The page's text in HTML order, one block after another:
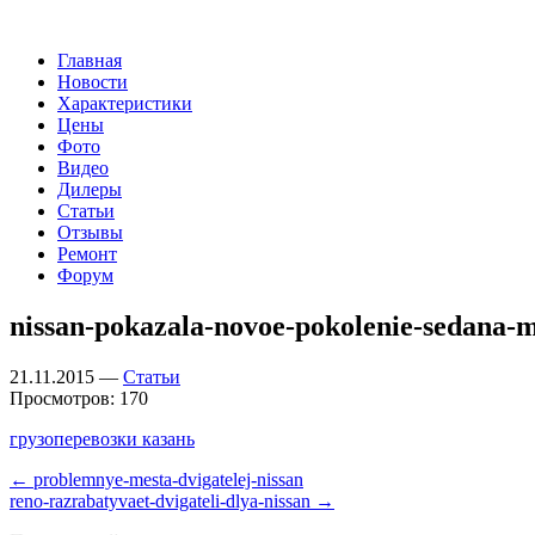
Главная
Новости
Характеристики
Цены
Фото
Видео
Дилеры
Статьи
Отзывы
Ремонт
Форум
nissan-pokazala-novoe-pokolenie-sedana-
21.11.2015 — Статьи
Просмотров: 170
грузоперевозки казань
← problemnye-mesta-dvigatelej-nissan
reno-razrabatyvaet-dvigateli-dlya-nissan →